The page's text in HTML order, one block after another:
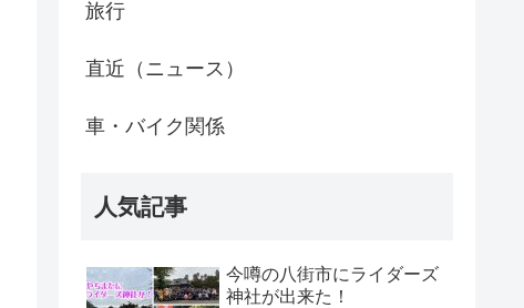
旅行
直近（ニュース）
車・バイク関係
人気記事
今噂の八街市にライダーズ
神社が出来た！